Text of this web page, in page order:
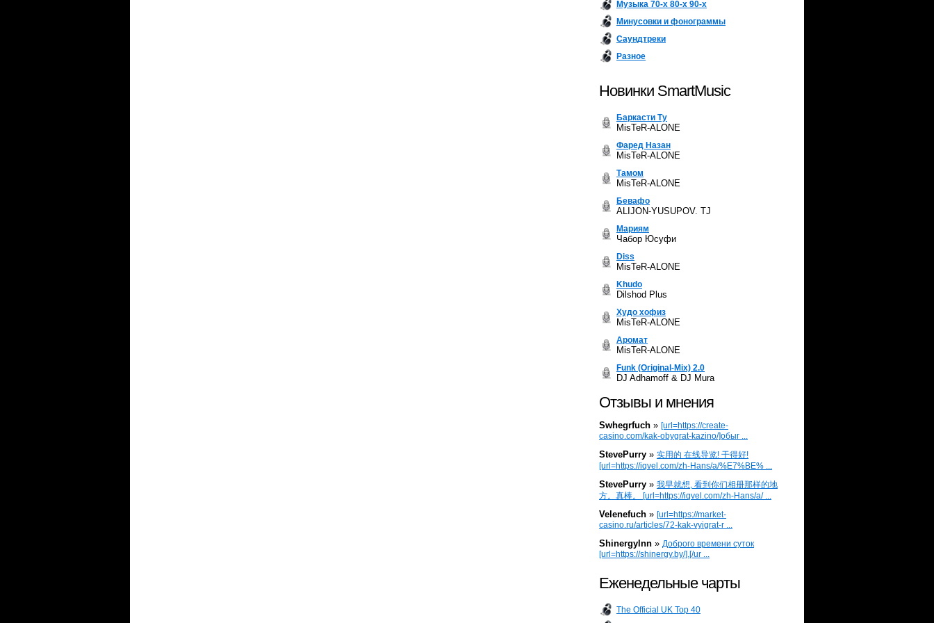
Музыка 70-х 80-х 90-х
Минусовки и фонограммы
Саундтреки
Разное
Новинки SmartMusic
Баркасти Ту
MisTeR-ALONE
Фаред Назан
MisTeR-ALONE
Тамом
MisTeR-ALONE
Бевафо
ALIJON-YUSUPOV. TJ
Мариям
Чабор Юсуфи
Diss
MisTeR-ALONE
Khudo
Dilshod Plus
Худо хофиз
MisTeR-ALONE
Аромат
MisTeR-ALONE
Funk (Original-Mix) 2.0
DJ Adhamoff & DJ Mura
Отзывы и мнения
Swhegrfuch » [url=https://create-
casino.com/kak-obygrat-kazino/]обыг ...
StevePurry » 实用的 在线导览! 干得好!
[url=https://iqvel.com/zh-Hans/a/%E7%BE% ...
StevePurry » 我早就想, 看到你们相册那样的地
方。真棒。 [url=https://iqvel.com/zh-Hans/a/ ...
Velenefuch » [url=https://market-
casino.ru/articles/72-kak-vyigrat-r ...
Shinergylnn » Доброго времени суток
[url=https://shinergy.by/].[/ur ...
Еженедельные чарты
The Official UK Top 40